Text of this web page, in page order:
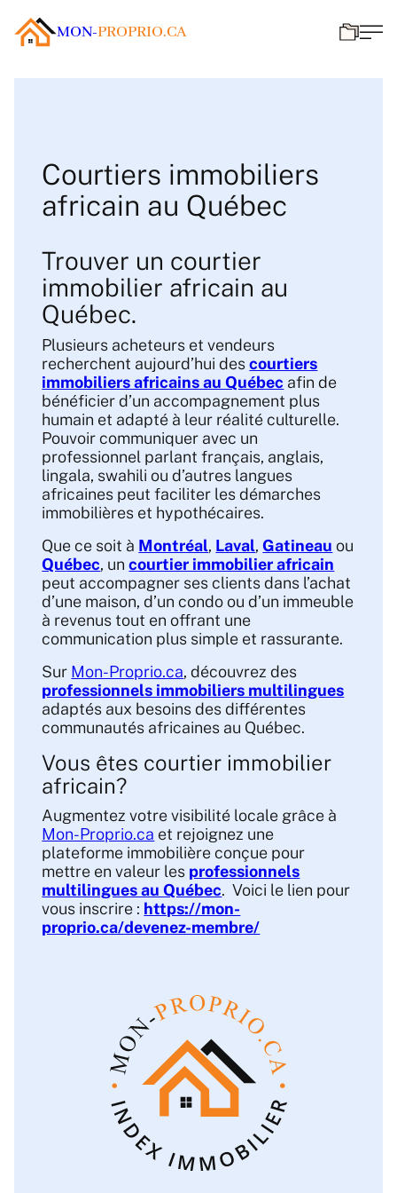
MON-PROPRIO.CA
Courtiers immobiliers
africain au Québec
Trouver un courtier
immobilier africain au
Québec.
Plusieurs acheteurs et vendeurs
recherchent aujourd’hui descourtiers
immobiliers africains au Québec afin de
bénéficier d’un accompagnement plus
humain et adapté à leur réalité culturelle.
Pouvoir communiquer avec un
professionnel parlant français, anglais,
lingala, swahili ou d’autres langues
africaines peut faciliter les démarches
immobilières et hypothécaires.
Que ce soit à Montréal, Laval,Gatineau ou
Québec, uncourtier immobilier africain
peut accompagner ses clients dans l’achat
d’une maison, d’un condo ou d’un immeuble
à revenus tout en offrant une
communication plus simple et rassurante.
Sur Mon-Proprio.ca, découvrez des
professionnels immobiliers multilingues
adaptés aux besoins des différentes
communautés africaines au Québec.
Vous êtes courtier immobilier
africain?
Augmentez votre visibilité locale grâce à
Mon-Proprio.ca et rejoignez une
plateforme immobilière conçue pour
mettre en valeur les professionnels
multilingues au Québec. Voici le lien pour
vous inscrire : https://mon-
proprio.ca/devenez-membre/